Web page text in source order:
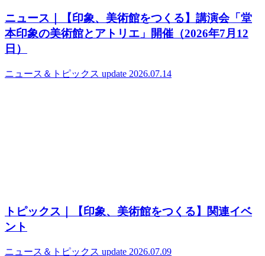
ニュース｜【印象、美術館をつくる】講演会「堂
本印象の美術館とアトリエ」開催（2026年7月12
日）
ニュース＆トピックス update 2026.07.14
トピックス｜【印象、美術館をつくる】関連イベ
ント
ニュース＆トピックス update 2026.07.09